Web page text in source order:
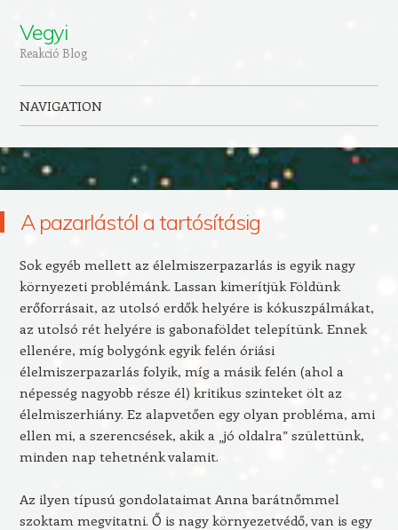
Vegyi
Reakció Blog
NAVIGATION
A pazarlástól a tartósításig
Sok egyéb mellett az élelmiszerpazarlás is egyik nagy
környezeti problémánk. Lassan kimerítjük Földünk
erőforrásait, az utolsó erdők helyére is kókuszpálmákat,
az utolsó rét helyére is gabonaföldet telepítünk. Ennek
ellenére, míg bolygónk egyik felén óriási
élelmiszerpazarlás folyik, míg a másik felén (ahol a
népesség nagyobb része él) kritikus szinteket ölt az
élelmiszerhiány. Ez alapvetően egy olyan probléma, ami
ellen mi, a szerencsések, akik a „jó oldalra” születtünk,
minden nap tehetnénk valamit.
Az ilyen típusú gondolataimat Anna barátnőmmel
szoktam megvitatni. Ő is nagy környezetvédő, van is egy